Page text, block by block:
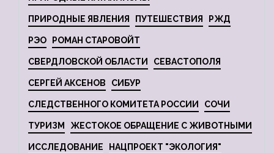
ПРИРОДНЫЕ ЯВЛЕНИЯ ПУТЕШЕСТВИЯ РЖД
РЭО РОМАН СТАРОВОЙТ
СВЕРДЛОВСКОЙ ОБЛАСТИ СЕВАСТОПОЛЯ
СЕРГЕЙ АКСЕНОВ СИБУР
СЛЕДСТВЕННОГО КОМИТЕТА РОССИИ СОЧИ
ТУРИЗМ ЖЕСТОКОЕ ОБРАЩЕНИЕ С ЖИВОТНЫМИ
ИССЛЕДОВАНИЕ НАЦПРОЕКТ "ЭКОЛОГИЯ"